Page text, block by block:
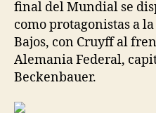
final del Mundial se
como protagonistas a
Bajos, con Cruyff al
Alemania Federal,
Beckenbauer.